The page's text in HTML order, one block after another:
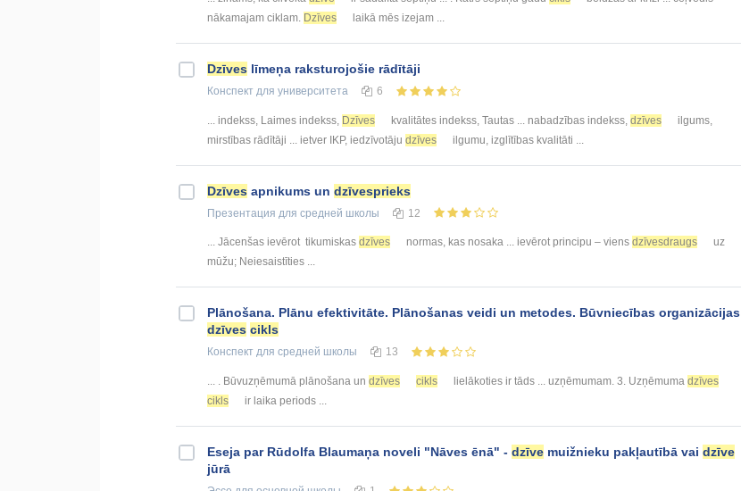
nākamajam ciklam. Dzīves laikā mēs izejam ...
Dzīves līmeņa raksturojošie rādītāji
Конспект для университета 6
... indekss, Laimes indekss, Dzīves kvalitātes indekss, Tautas ... nabadzības indekss, dzīves
ilgums,
mirstības rādītāji ... ietver IKP, iedzīvotāju dzīves ilgumu, izglītības kvalitāti ...
Dzīves apnikums un dzīvesprieks
Презентация для средней школы 12
... Jācenšas ievērot tikumiskas dzīves normas, kas nosaka ... ievērot principu – viens dzīvesdraugs
uz
mūžu; Neiesaistīties ...
Plānošana. Plānu efektivitāte. Plānošanas veidi un metodes. Būvniecības organizācijas
dzīves cikls
Конспект для средней школы 13
... . Būvuzņēmumā plānošana un dzīves cikls lielākoties ir tāds ... uzņēmumam. 3. Uzņēmuma dzīves
cikls
ir laika periods ...
Eseja par Rūdolfa Blaumaņa noveli "Nāves ēnā" - dzīve muižnieku pakļautībā vai dzīve
jūrā